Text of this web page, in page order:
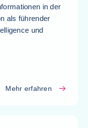
in der
als führender
und
Mehr erfahren